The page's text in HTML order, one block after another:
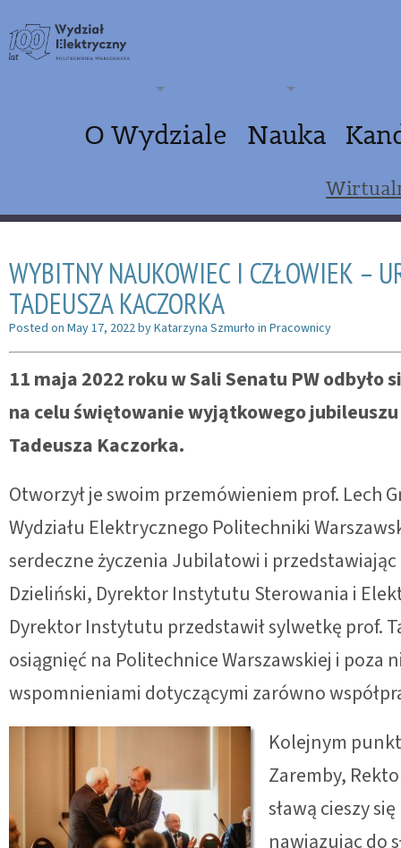
O Wydziale Nauka
WYBITNY NAUKOWIEC I CZŁOWIEK –
TADEUSZA KACZORKA
Posted on May 17, 2022byKatarzyna Szmurło in Pracownicy
11 maja 2022 roku w Sali Senatu PW odbyło
na celu świętowanie wyjątkowego
Tadeusza Kaczorka.
Otworzył je swoim przemówieniem prof. Lech
Wydziału Elektrycznego Politechniki
serdeczne życzenia Jubilatowi i przedstawiając
Dzieliński, Dyrektor Instytutu Sterowania i
Dyrektor Instytutu przedstawił sylwetkę prof.
osiągnięć na Politechnice Warszawskiej i poza
wspomnieniami dotyczącymi zarówno
Kolejnym
Zaremby,
sławą cieszy
nawiązując do